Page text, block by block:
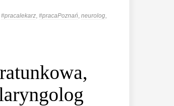
#pracalekarz, #pracaPoznań, neurolog,